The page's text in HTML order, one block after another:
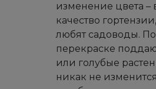
изменение цвета –
качество
любят садоводы.
перекраске
или голубые
никак не